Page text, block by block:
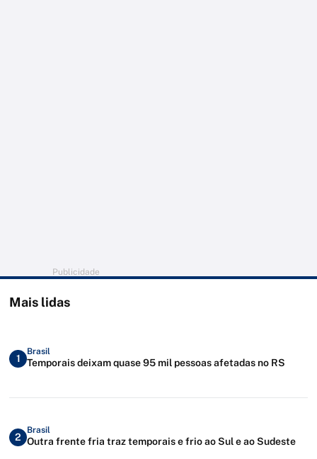
Publicidade
Mais lidas
1
Brasil
Temporais deixam quase 95 mil pessoas afetadas no RS
2
Brasil
Outra frente fria traz temporais e frio ao Sul e ao Sudeste